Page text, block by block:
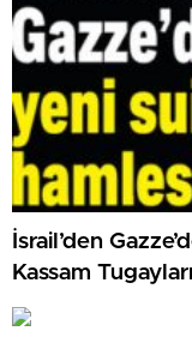
İsrail’den
Kassam